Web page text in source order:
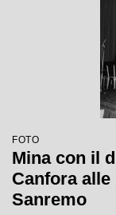
FOTO
Mina con il
Canfora
Sanremo